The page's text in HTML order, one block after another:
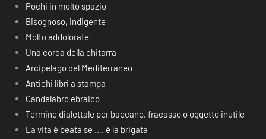
Pochi in molto spazio
Bisognoso, indigente
Molto addolorate
Una corda della chitarra
Arcipelago del Mediterraneo
Antichi libri a stampa
Candelabro ebraico
Termine dialettale per baccano, fracasso o oggetto inutile
La vita è beata se …. è la brigata